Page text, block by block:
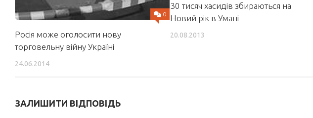
0
Росія може оголосити нову
торговельну війну Україні
24.06.2014
30 тисяч хасидів збираються на
Новий рік в Умані
20.08.2013
ЗАЛИШИТИ ВІДПОВІДЬ